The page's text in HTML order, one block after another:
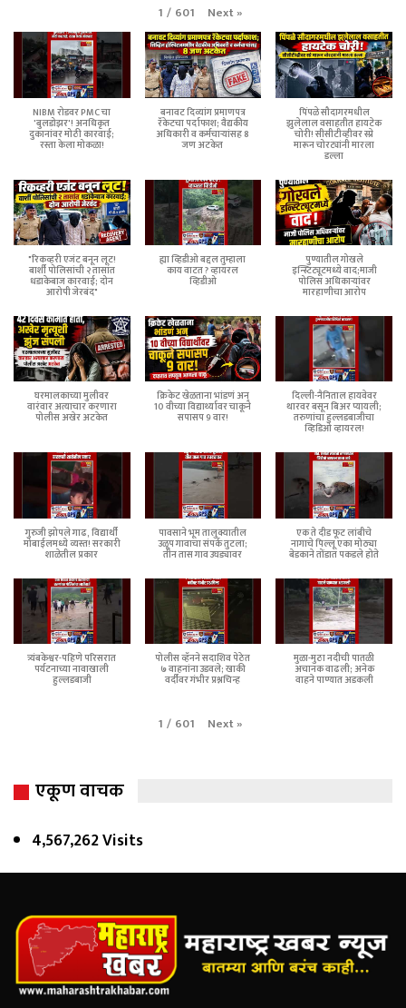
1 / 601 Next»
NIBM रोडवर PMC चा
'बुलडोझर'! अनधिकृत
दुकानांवर मोठी कारवाई;
रस्ता केला मोकळा!
बनावट दिव्यांग प्रमाणपत्र
रॅकेटचा पर्दाफाश; वैद्यकीय
अधिकारी व कर्मचाऱ्यांसह 8
जण अटकेत
पिंपळे सौदागरमधील
झुलेलाल वसाहतीत हायटेक
चोरी! सीसीटीव्हीवर स्प्रे
मारून चोरट्यांनी मारला
डल्ला
"रिकव्हरी एजंट बनून लूट!
बार्शी पोलिसांची २ तासांत
धडाकेबाज कारवाई; दोन
आरोपी जेरबंद"
ह्या व्हिडीओ बद्दल तुम्हाला
काय वाटत ? व्हायरल
व्हिडीओ
पुण्यातील गोखले
इन्स्टिट्यूटमध्ये वाद;माजी
पोलिस अधिकाऱ्यांवर
मारहाणीचा आरोप
घरमालकाच्या मुलीवर
वारंवार अत्याचार करणारा
पोलीस अखेर अटकेत
क्रिकेट खेळताना भांडणं अन्
10 वीच्या विद्यार्थ्यावर चाकूने
सपासप 9 वार!
दिल्ली-नैनिताल हायवेवर
थारवर बसून बिअर प्यायली;
तरुणांचा हुल्लडबाजीचा
व्हिडिओ व्हायरल!
गुरुजी झोपले गाढ, विद्यार्थी
मोबाईलमध्ये व्यस्त! सरकारी
शाळेतील प्रकार
पावसाने भूम तालुक्यातील
उळूप गावाचा संपर्क तुटला;
तीन तास गाव उघड्यावर
एक ते दीड फूट लांबीचे
नागाचे पिल्लू एका मोठ्या
बेडकाने तोंडात पकडले होते
त्र्यंबकेश्वर-पहिणे परिसरात
पर्यटनाच्या नावाखाली
हुल्लडबाजी
पोलीस व्हॅनने सदाशिव पेठेत
७ वाहनांना उडवले; खाकी
वर्दीवर गंभीर प्रश्नचिन्ह
मुळा-मुठा नदीची पातळी
अचानक वाढली; अनेक
वाहने पाण्यात अडकली
1 / 601 Next»
एकूण वाचक
4,567,262 Visits